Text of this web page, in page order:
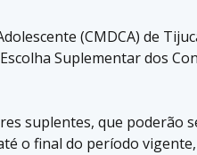
(CMDCA) de
Suplementar dos
suplentes, que poderão
o final do período vigente,